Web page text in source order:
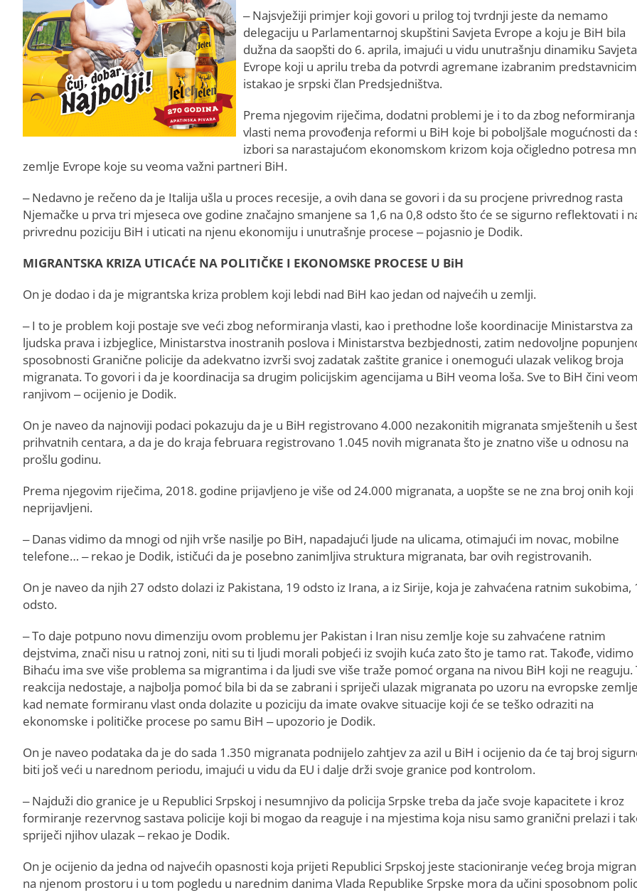
– Najsvježiji primjer koji govori u prilog toj tvrdnji jeste da nemamo
delegaciju u Parlamentarnoj skupštini Savjeta Evrope a koju je BiH bila
dužna da saopšti do 6. aprila, imajući u vidu unutrašnju dinamiku Savjeta
Evrope koji u aprilu treba da potvrdi agremane izabranim
istakao je srpski član Predsjedništva.
Prema njegovim riječima, dodatni problemi je i to da zbog neformiranja
vlasti nema provođenja reformi u BiH koje bi poboljšale mogućnosti da
izbori sa narastajućom ekonomskom krizom koja očigledno potresa
zemlje Evrope koje su veoma važni partneri BiH.
– Nedavno je rečeno da je Italija ušla u proces recesije, a ovih dana se govori i da su procjene privrednog rasta
Njemačke u prva tri mjeseca ove godine značajno smanjene sa 1,6 na 0,8 odsto što će se sigurno reflektovati i
privrednu poziciju BiH i uticati na njenu ekonomiju i unutrašnje procese – pojasnio je Dodik.
MIGRANTSKA KRIZA UTICAĆE NA POLITIČKE I EKONOMSKE PROCESE U BiH
On je dodao i da je migrantska kriza problem koji lebdi nad BiH kao jedan od najvećih u zemlji.
– I to je problem koji postaje sve veći zbog neformiranja vlasti, kao i prethodne loše koordinacije Ministarstva za
ljudska prava i izbjeglice, Ministarstva inostranih poslova i Ministarstva bezbjednosti, zatim nedovoljne
sposobnosti Granične policije da adekvatno izvrši svoj zadatak zaštite granice i onemogući ulazak velikog broja
migranata. To govori i da je koordinacija sa drugim policijskim agencijama u BiH veoma loša. Sve to BiH čini
ranjivom – ocijenio je Dodik.
On je naveo da najnoviji podaci pokazuju da je u BiH registrovano 4.000 nezakonitih migranata smještenih u šest
prihvatnih centara, a da je do kraja februara registrovano 1.045 novih migranata što je znatno više u odnosu na
prošlu godinu.
Prema njegovim riječima, 2018. godine prijavljeno je više od 24.000 migranata, a uopšte se ne zna broj onih koji
neprijavljeni.
– Danas vidimo da mnogi od njih vrše nasilje po BiH, napadajući ljude na ulicama, otimajući im novac, mobilne
telefone… – rekao je Dodik, ističući da je posebno zanimljiva struktura migranata, bar ovih registrovanih.
On je naveo da njih 27 odsto dolazi iz Pakistana, 19 odsto iz Irana, a iz Sirije, koja je zahvaćena ratnim sukobima,
odsto.
– To daje potpuno novu dimenziju ovom problemu jer Pakistan i Iran nisu zemlje koje su zahvaćene ratnim
dejstvima, znači nisu u ratnoj zoni, niti su ti ljudi morali pobjeći iz svojih kuća zato što je tamo rat. Takođe, vidimo
Bihaću ima sve više problema sa migrantima i da ljudi sve više traže pomoć organa na nivou BiH koji ne reaguju.
reakcija nedostaje, a najbolja pomoć bila bi da se zabrani i spriječi ulazak migranata po uzoru na evropske
kad nemate formiranu vlast onda dolazite u poziciju da imate ovakve situacije koji će se teško odraziti na
ekonomske i političke procese po samu BiH – upozorio je Dodik.
On je naveo podataka da je do sada 1.350 migranata podnijelo zahtjev za azil u BiH i ocijenio da će taj broj
biti još veći u narednom periodu, imajući u vidu da EU i dalje drži svoje granice pod kontrolom.
– Najduži dio granice je u Republici Srpskoj i nesumnjivo da policija Srpske treba da jače svoje kapacitete i kroz
formiranje rezervnog sastava policije koji bi mogao da reaguje i na mjestima koja nisu samo granični prelazi i
spriječi njihov ulazak – rekao je Dodik.
On je ocijenio da jedna od najvećih opasnosti koja prijeti Republici Srpskoj jeste stacioniranje većeg broja
na njenom prostoru i u tom pogledu u narednim danima Vlada Republike Srpske mora da učini sposobnom